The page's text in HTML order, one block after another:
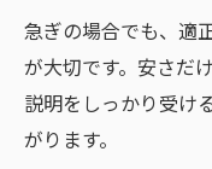
急ぎの場合でも、適
が大切です。安さだ
説明をしっかり受け
がります。